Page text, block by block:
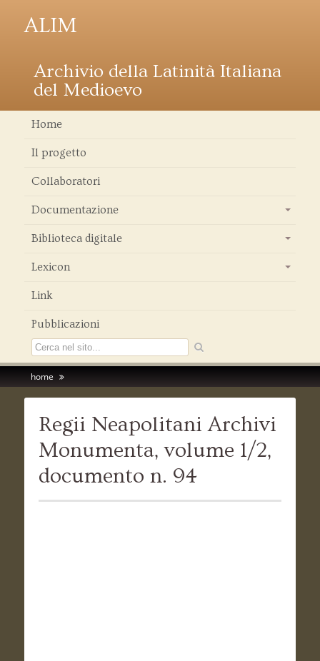
ALIM
Archivio della Latinità Italiana
del Medioevo
Home
Il progetto
Collaboratori
Documentazione
Biblioteca digitale
Lexicon
Link
Pubblicazioni
home
Regii Neapolitani Archivi
Monumenta, volume 1/2,
documento n. 94